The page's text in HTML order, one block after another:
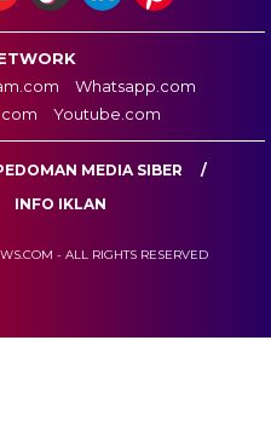
Whatsapp.com
Youtube.com
MEDIA SIBER
INFO IKLAN
- ALL RIGHTS RESERVED